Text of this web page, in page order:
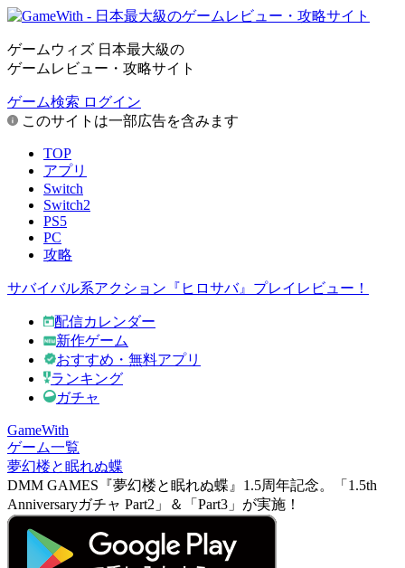
ゲームウィズ 日本最大級の
ゲームレビュー・攻略サイト
ゲーム検索 ログイン
このサイトは一部広告を含みます
TOP
アプリ
Switch
Switch2
PS5
PC
攻略
サバイバル系アクション『ヒロサバ』プレイレビュー！
配信カレンダー
新作ゲーム
おすすめ・無料アプリ
ランキング
ガチャ
GameWith
ゲーム一覧
夢幻楼と眠れぬ蝶
DMM GAMES『夢幻楼と眠れぬ蝶』1.5周年記念。「1.5th
Anniversaryガチャ Part2」＆「Part3」が実施！